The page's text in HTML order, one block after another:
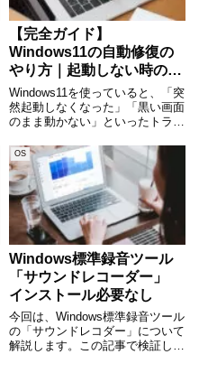
【完全ガイド】
Windows11の自動修復の
やり方｜起動しない時の対
処とタイミングをわかりや
すく解説
Windows11を使っていると、「突
然起動しなくなった」「黒い画面
のまま動かない」といったトラブ
んなときに役立つのが「自動修
復」機能です。しかし、「いつ使
うべきなのか」「どうやって起動
するのか」が分かりにくく
OS
Windows標準録音ツール
「サウンドレコーダー」
インストール必要なし
今回は、Windows標準録音ツール
の「サウンドレコダー」について
解説します。この記事で検証した